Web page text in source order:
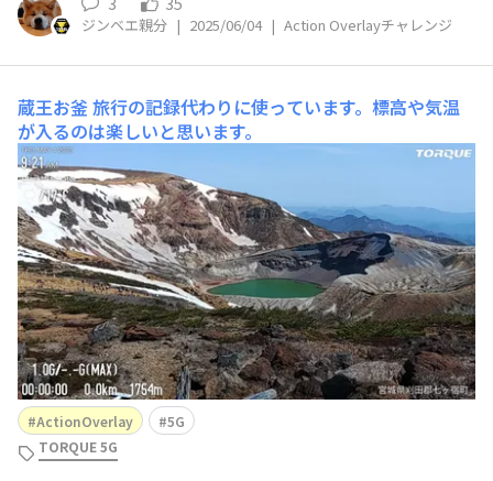
ジンベエ親分 | 2025/06/04 | Action Overlayチャレンジ
蔵王お釜旅行の記録代わりに使っています。標高や気温
が入るのは楽しいと思います。
ActionOverlay
5G
TORQUE 5G